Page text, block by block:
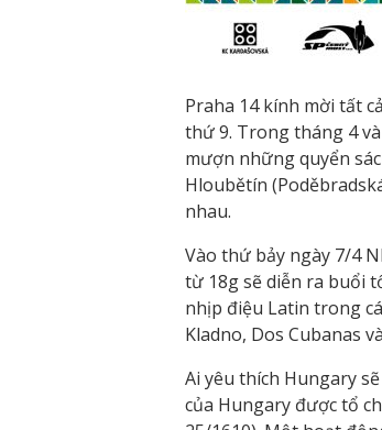
Praha 14 kính mời tất
thứ 9. Trong tháng 4
mượn những quyển
Hloubětín
nhau.
Vào thứ bảy ngày 7/4
từ 18g sẽ diễn ra buổi
nhịp điệu Latin trong
Kladno, Dos Cubanas
Ai yêu thích Hungary
của Hungary được tổ